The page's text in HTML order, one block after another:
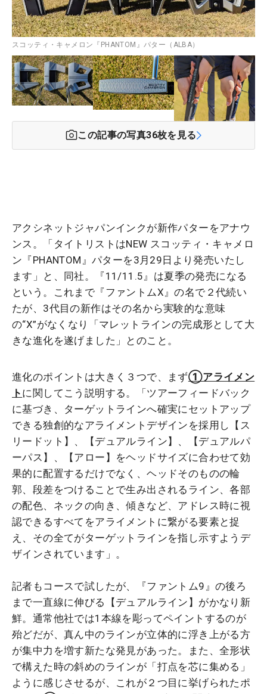
スコッティ・キャメロン『PHANTOM』パター（ALBA）
この記事の写真36枚を見る
アクシネットジャパンインクが新作パターをアナウ
ンス。「タイトリストはNEW スコッティ・キャメロ
ン『PHANTOM』パターを3月29日より発売いたし
ます」と、同社。『11/11.5』は夏季の発売になる
という。これまで『ファントムX』の名で２代続い
たが、3代目の新作はその名から実験的な意味
の“X”がなくなり「マレットラインの完成形として大
きな進化を遂げました」とのこと。
進化のポイントは大きく３つで、まず①アライメン
ト に関してこう説明する。「ツアーフィードバック
に基づき、ターゲットラインへ確実にセットアップ
できる独創的なアライメントデザインを採用し【ス
リードット】、【デュアルライン】、【デュアルパ
ーパス】、【アロー】をヘッドサイズに合わせて効
果的に配置するだけでなく、ヘッドそのものの輪
郭、段差をつけることで生み出されるライン、各部
の配色、ネックの向き、傾きなど、アドレス時に視
認できるすべてをアライメントに繋がる要素と捉
え、その全てがターゲットラインを指し示すようデ
ザインされています」。
記者もコースで試したが、『ファントム9』の後ろ
まで一直線に伸びる【デュアルライン】がかなり新
鮮。通常他社では1本線を彫ってペイントするのが
殆どだが、真ん中のラインが立体的に浮き上がる方
が集中力を増す新たな発見があった。また、全形状
で構えた時の斜めのラインが「打点を芯に集める」
ように感じさせるが、これが２つ目に挙げられたポ